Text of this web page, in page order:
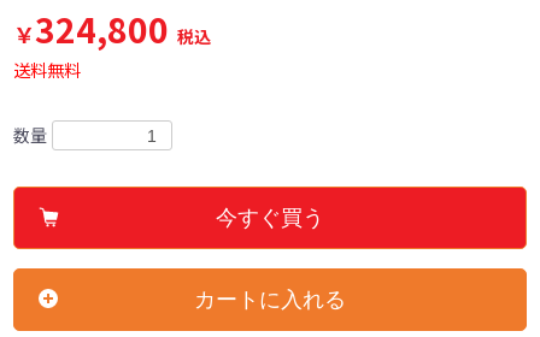
￥324,800 税込
送料無料
数量
今すぐ買う
カートに入れる